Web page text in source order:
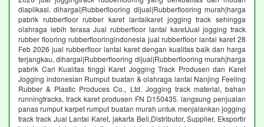
diaplikasi. dihargai|Rubberflooring dijual|Rubberflooring murah|harga
pabrik rubberfloor rubber karet lantaikaret jogging track sehingga
olahraga lebih terasa Jual rubberfloor lantai karetJual jogging track
rubber flooring rubberflooringindonesia jual rubberfloor lantai karet 28
Feb 2026 jual rubberfloor lantai karet dengan kualitas baik dan harga
terjangkau, dihargai|Rubberflooring dijual|Rubberflooring murah|harga
pabrik Cari Kualitas tinggi Karet Jogging Track Produsen dan Karet
Jogging indonesian Rumput buatan & olahraga lantai Nanjing Feeling
Rubber & Plastic Produces Co., Ltd. Jogging track material, bahan
runningtracks, track karet produsen FN D150435. langsung penjualan
panas rumput karpet rumput buatan murah untuk menjalankan jogging
track track Jual Lantai Karet, jakarta Beli,Distributor, Supplier, Eksportir